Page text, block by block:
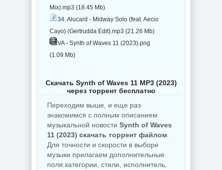
Mix).mp3 (18.45 Mb)
34. Alucard - Midway Solo (feat. Aecio
Cayo) (Gertrudda Edit).mp3 (21.26 Mb)
VA - Synth of Waves 11 (2023).png
(1.09 Mb)
Скачать Synth of Waves 11 MP3 (2023)
через торрент бесплатно
Переходим выше, и еще раз
знакомимся с полным описанием
музыкальной новости Synth of Waves
11 (2023) скачать торрент файлом
Для точности и скорости в выборе
музыки прилагаем дополнительные
поля:категории, стили, исполнитель,